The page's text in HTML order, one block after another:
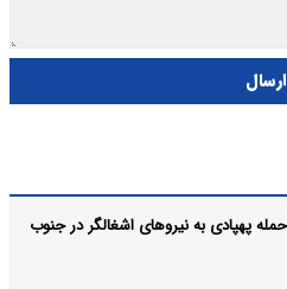
ارسال
پهپادی به نیروهای اشغالگر در جنوب